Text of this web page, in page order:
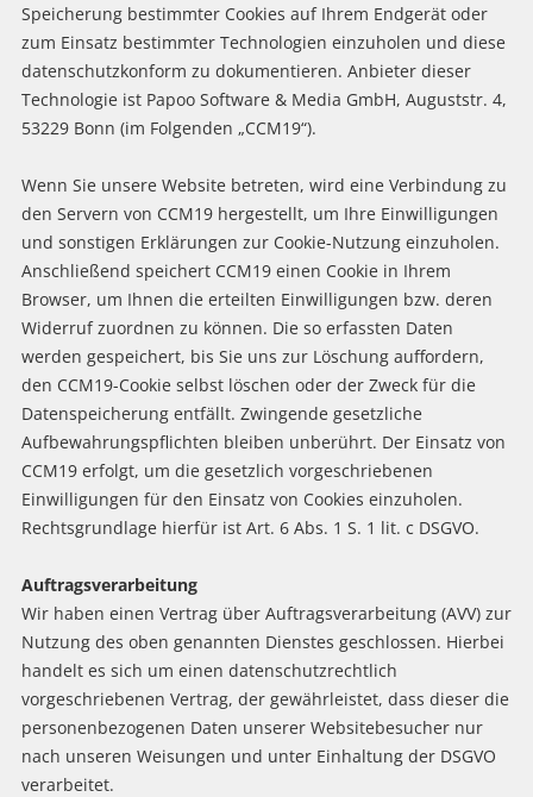
Speicherung bestimmter Cookies auf Ihrem Endgerät oder
zum Einsatz bestimmter Technologien einzuholen und diese
datenschutzkonform zu dokumentieren. Anbieter dieser
Technologie ist Papoo Software & Media GmbH, Auguststr. 4,
53229 Bonn (im Folgenden „CCM19“).
Wenn Sie unsere Website betreten, wird eine Verbindung zu
den Servern von CCM19 hergestellt, um Ihre Einwilligungen
und sonstigen Erklärungen zur Cookie-Nutzung einzuholen.
Anschließend speichert CCM19 einen Cookie in Ihrem
Browser, um Ihnen die erteilten Einwilligungen bzw. deren
Widerruf zuordnen zu können. Die so erfassten Daten
werden gespeichert, bis Sie uns zur Löschung auffordern,
den CCM19-Cookie selbst löschen oder der Zweck für die
Datenspeicherung entfällt. Zwingende gesetzliche
Aufbewahrungspflichten bleiben unberührt. Der Einsatz von
CCM19 erfolgt, um die gesetzlich vorgeschriebenen
Einwilligungen für den Einsatz von Cookies einzuholen.
Rechtsgrundlage hierfür ist Art. 6 Abs. 1 S. 1 lit. c DSGVO.
Auftragsverarbeitung
Wir haben einen Vertrag über Auftragsverarbeitung (AVV) zur
Nutzung des oben genannten Dienstes geschlossen. Hierbei
handelt es sich um einen datenschutzrechtlich
vorgeschriebenen Vertrag, der gewährleistet, dass dieser die
personenbezogenen Daten unserer Websitebesucher nur
nach unseren Weisungen und unter Einhaltung der DSGVO
verarbeitet.